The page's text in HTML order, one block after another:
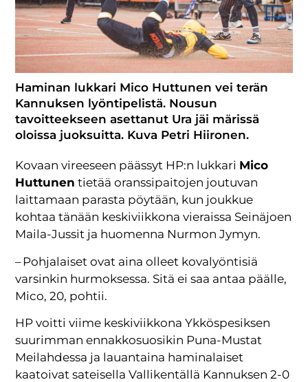
Haminan lukkari Mico Huttunen vei terän
Kannuksen lyöntipelistä. Nousun
tavoitteekseen asettanut Ura jäi märissä
oloissa juoksuitta. Kuva Petri Hiironen.
Kovaan vireeseen päässyt HP:n lukkari Mico
Huttunen tietää oranssipaitojen joutuvan
laittamaan parasta pöytään, kun joukkue
kohtaa tänään keskiviikkona vieraissa Seinäjoen
Maila-Jussit ja huomenna Nurmon Jymyn.
– Pohjalaiset ovat aina olleet kovalyöntisiä
varsinkin hurmoksessa. Sitä ei saa antaa päälle,
Mico, 20, pohtii.
HP voitti viime keskiviikkona Ykköspesiksen
suurimman ennakkosuosikin Puna-Mustat
Meilahdessa ja lauantaina haminalaiset
kaatoivat sateisella Vallikentällä Kannuksen 2-0